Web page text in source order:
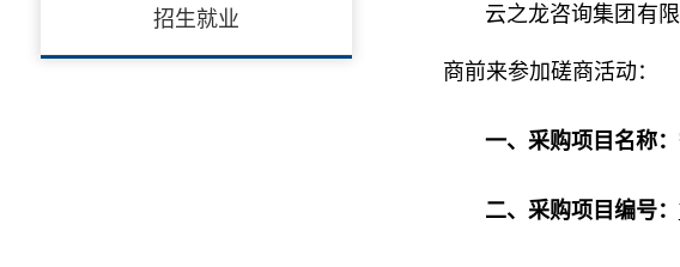
招生就业 云之龙咨询集团有
商前来参加磋商活动：
一、采购项目名称
二、采购项目编号：